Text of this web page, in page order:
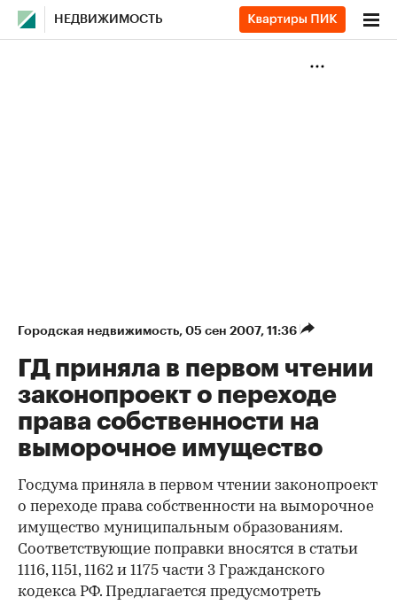
НЕДВИЖИМОСТЬ
Городская недвижимость⁠, 05 сен 2007, 11:36
ГД приняла в первом чтении
законопроект о переходе
права собственности на
выморочное имущество
Госдума приняла в первом чтении законопроект
о переходе права собственности на выморочное
имущество муниципальным образованиям.
Соответствующие поправки вносятся в статьи
1116, 1151, 1162 и 1175 части 3 Гражданского
кодекса РФ. Предлагается предусмотреть